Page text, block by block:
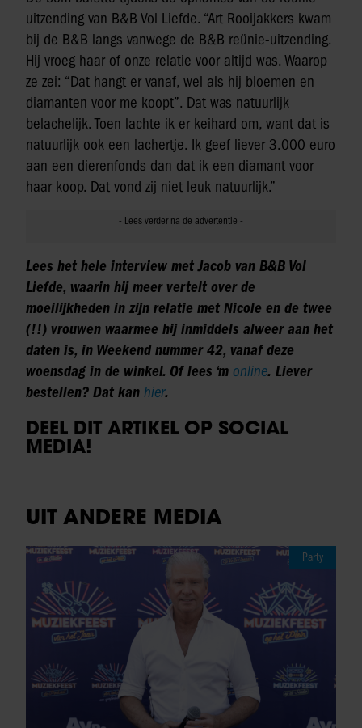
uitzending van B&B Vol Liefde. “Art Rooijakkers kwam
bij de B&B langs vanwege de B&B reünie-uitzending.
Hij vroeg haar of onze relatie voor altijd was. Waarop
ze zei: “Dat hangt er vanaf, wel als hij bloemen en
diamanten voor me koopt”. Dat was natuurlijk
belachelijk. Toen lachte ik er keihard om, want dat is
natuurlijk ook een lachertje. Ik geef liever 3.000 euro
aan een dierenfonds dan dat ik een diamant voor
haar koop. Dat vond zij niet leuk natuurlijk.”
Lees het hele interview met Jacob van B&B Vol
Liefde, waarin hijmeer vertelt over de
moeilijkheden in zijn relatie met Nicole en de twee
(!!) vrouwen waarmee hij inmiddels alweer aan het
daten is, in Weekend nummer 42, vanaf deze
woensdag in de winkel. Of lees ‘m online. Liever
bestellen? Dat kan hier.
DEEL DIT ARTIKEL OP SOCIAL
MEDIA!
UIT ANDERE MEDIA
Party